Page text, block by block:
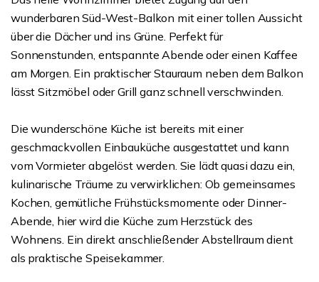
wunderbaren Süd-West-Balkon mit einer tollen Aussicht
über die Dächer und ins Grüne. Perfekt für
Sonnenstunden, entspannte Abende oder einen Kaffee
am Morgen. Ein praktischer Stauraum neben dem Balkon
lässt Sitzmöbel oder Grill ganz schnell verschwinden.
Die wunderschöne Küche ist bereits mit einer
geschmackvollen Einbauküche ausgestattet und kann
vom Vormieter abgelöst werden. Sie lädt quasi dazu ein,
kulinarische Träume zu verwirklichen: Ob gemeinsames
Kochen, gemütliche Frühstücksmomente oder Dinner-
Abende, hier wird die Küche zum Herzstück des
Wohnens. Ein direkt anschließender Abstellraum dient
als praktische Speisekammer.